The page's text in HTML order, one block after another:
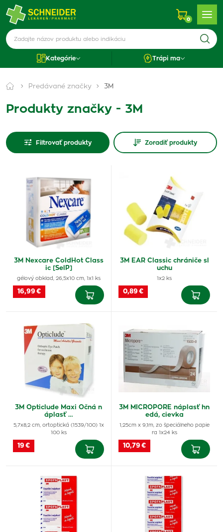
0
Kategórie Trápi ma
Predávané značky 3M
Produkty značky - 3M
Filtrovať produkty Zoradiť produkty
3M Nexcare ColdHot Class
ic [SelP]
gélový obklad, 26,5x10 cm, 1x1 ks
16,99 €
3M EAR Classic chrániče sl
uchu
1x2 ks
0,89 €
3M Opticlude Maxi Očná n
áplasť …
5,7x8,2 cm, ortoptická (1539/100) 1x
100 ks
19 €
3M MICROPORE náplasť hn
edá, cievka
1,25cm x 9,1m, zo špeciálneho papie
ra 1x24 ks
10,79 €